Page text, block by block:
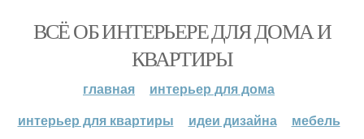
ВСЁ ОБ ИНТЕРЬЕРЕ ДЛЯ ДОМА И
КВАРТИРЫ
главная
интерьер для дома
интерьер для квартиры
идеи дизайна мебель